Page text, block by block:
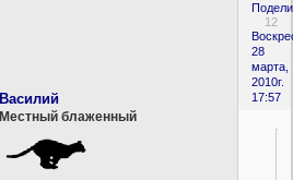
12
28
марта,
2010г.
17:57
Василий
Местный блаженный